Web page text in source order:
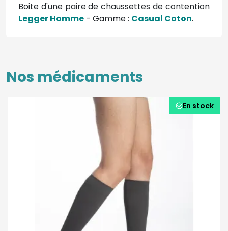
Boite d'une paire de chaussettes de contention
Legger Homme - Gamme: Casual Coton.
Nos médicaments
En stock